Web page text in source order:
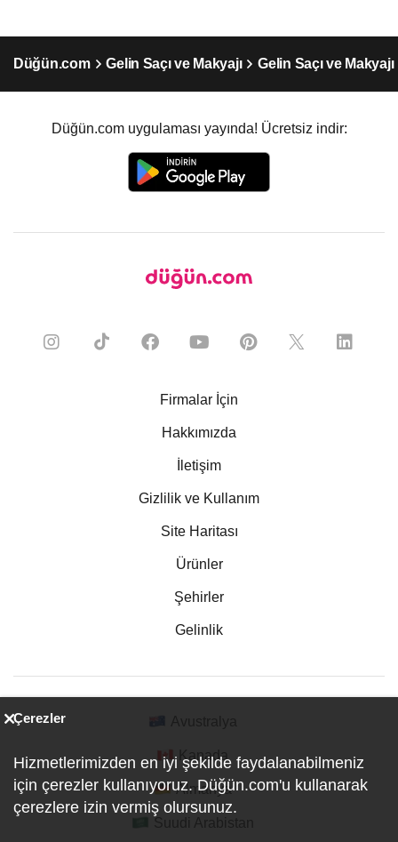
Düğün.com Gelin Saçı ve Makyajı Gelin Saçı ve
Düğün.com uygulaması yayında! Ücretsiz indir:
Firmalar İçin
Hakkımızda
İletişim
Gizlilik ve Kullanım
Site Haritası
Ürünler
Şehirler
Gelinlik
Kanada
Almanya
Çerezler
Hizmetlerimizden en iyi şekilde faydalanabilmeniz
için çerezler kullanıyoruz. Düğün.com'u kullanarak
çerezlere izin vermiş olursunuz.